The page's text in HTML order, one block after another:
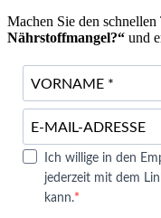
Machen Sie den schnellen
Nährstoffmangel?“ und
Ich willige in den
jederzeit mit dem
kann.